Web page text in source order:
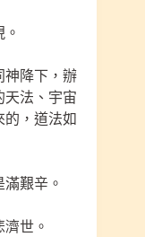
神降下，辦
天法、宇宙
的，道法如
艱辛。
世。